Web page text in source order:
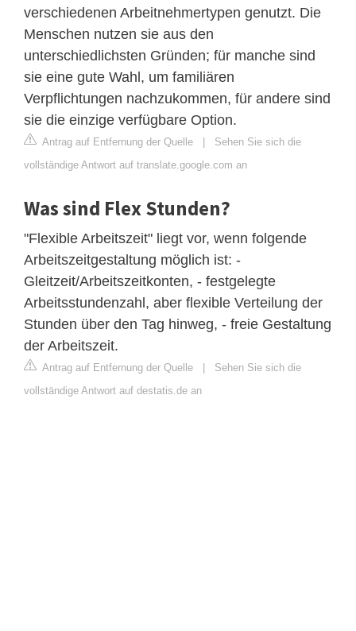
verschiedenen Arbeitnehmertypen genutzt. Die
Menschen nutzen sie aus den
unterschiedlichsten Gründen; für manche sind
sie eine gute Wahl, um familiären
Verpflichtungen nachzukommen, für andere sind
sie die einzige verfügbare Option.
Antrag auf Entfernung der Quelle | Sehen Sie sich die
vollständige Antwort auf translate.google.com an
Was sind Flex Stunden?
"Flexible Arbeitszeit" liegt vor, wenn folgende
Arbeitszeitgestaltung möglich ist: -
Gleitzeit/Arbeitszeitkonten, - festgelegte
Arbeitsstundenzahl, aber flexible Verteilung der
Stunden über den Tag hinweg, - freie Gestaltung
der Arbeitszeit.
Antrag auf Entfernung der Quelle | Sehen Sie sich die
vollständige Antwort auf destatis.de an